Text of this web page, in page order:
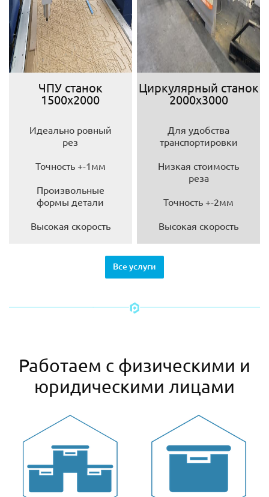
ЧПУ станок
1500х2000
Идеально ровный
рез
Точность +-1мм
Произвольные
формы детали
Высокая скорость
Циркулярный станок
2000х3000
Для удобства
транспортировки
Низкая стоимость
реза
Точность +-2мм
Высокая скорость
Все услуги
Работаем с физическими и
юридическими лицами